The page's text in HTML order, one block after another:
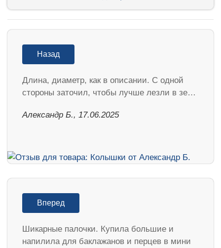
Назад
Длина, диаметр, как в описании. С одной
стороны заточил, чтобы лучше лезли в зе…
Александр Б., 17.06.2025
Вперед
Шикарные палочки. Купила большие и
напилила для баклажанов и перцев в мини